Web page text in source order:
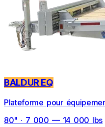
BALDUR EQ
Plateforme pour
80" · 7 000 — 14 000 lbs